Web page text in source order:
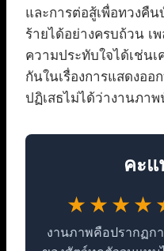
และการต่อสู้เพื่อทวงคืน
ร้ายได้อย่างครบถ้วน เ
ความประทับใจได้เช่น
กันในเรื่องการแสดงอ
ปฏิเสธไม่ได้ว่างานภา
คะแ
งานภาพคือปรากฏก